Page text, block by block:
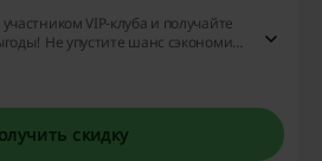
VIP-клуба и получайте
Не упустите шанс сэкономить
скидку